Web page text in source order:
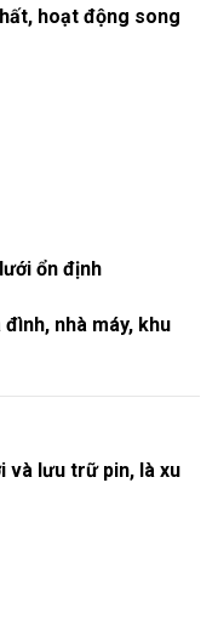
hoạt động song
ổn định
nhà máy, khu
và lưu trữ pin, là xu